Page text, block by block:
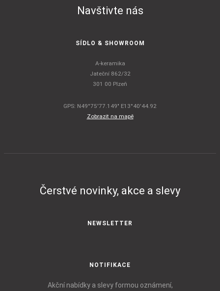
Navštivte nás
SÍDLO & SHOWROOM
A-keramika
Jateční 862/32
301 00 Plzeň
GPS: N49°75'77.149" E13°40'44.92
Zobrazit na mapě
Čerstvé novinky, akce a slevy
NEWSLETTER
NOTIFIKACE
Akční nabídky a slevy formou oznámení,